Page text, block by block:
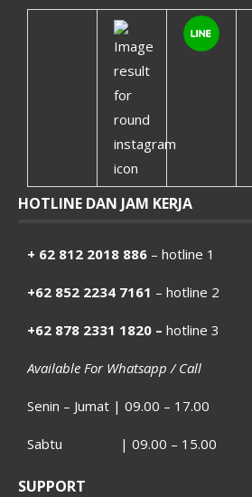
HOTLINE DAN JAM KERJA
+ 62 812 2018 886 – hotline 1
+62 852 2234 7161 – hotline 2
+62 878 2331 1820 – hotline 3
Available For Whatsapp / Call
Senin – Jumat | 09.00 – 17.00
Sabtu | 09.00 – 15.00
SUPPORT